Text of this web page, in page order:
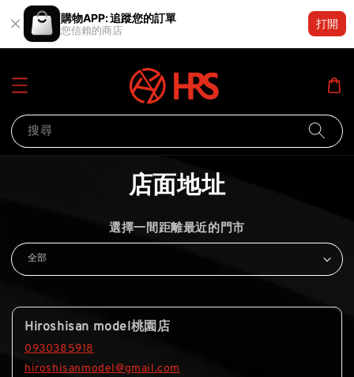
購物APP: 追蹤您的訂單
您信賴的商店
打開
搜尋
店面地址
選擇一間距離最近的門市
Hiroshisan model桃園店
0930385918
hiroshisanmodel@gmail.com